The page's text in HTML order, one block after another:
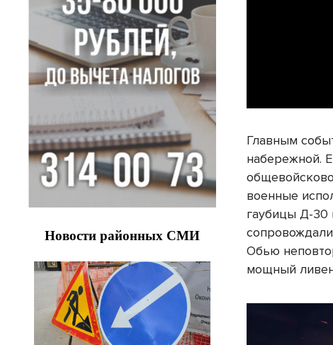
Главным
набережной.
военные
гаубицы Д-30
Обью
мощный